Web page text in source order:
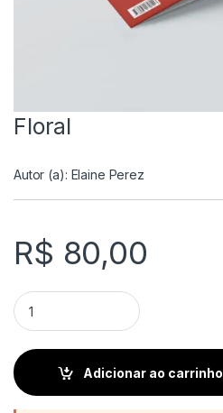
Floral
Autor (a): Elaine Perez
R$ 80,00
Floral quantity
Adicionar ao carrinho